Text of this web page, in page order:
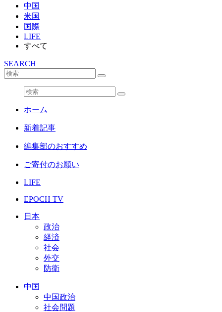
中国
米国
国際
LIFE
すべて
SEARCH
ホーム
新着記事
編集部のおすすめ
ご寄付のお願い
LIFE
EPOCH TV
日本
政治
経済
社会
外交
防衛
中国
中国政治
社会問題